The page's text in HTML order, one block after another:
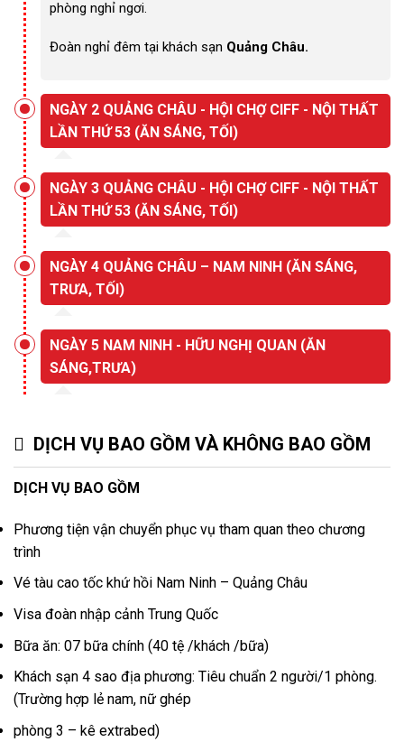
phòng nghỉ ngơi.
Đoàn nghỉ đêm tại khách sạn Quảng Châu.
NGÀY 2 QUẢNG CHÂU - HỘI CHỢ CIFF - NỘI THẤT
LẦN THỨ 53 (ĂN SÁNG, TỐI)
NGÀY 3 QUẢNG CHÂU - HỘI CHỢ CIFF - NỘI THẤT
LẦN THỨ 53 (ĂN SÁNG, TỐI)
NGÀY 4 QUẢNG CHÂU – NAM NINH (ĂN SÁNG,
TRƯA, TỐI)
NGÀY 5 NAM NINH - HỮU NGHỊ QUAN (ĂN
SÁNG,TRƯA)
DỊCH VỤ BAO GỒM VÀ KHÔNG BAO GỒM
DỊCH VỤ BAO GỒM
Phương tiện vận chuyển phục vụ tham quan theo chương
trình
Vé tàu cao tốc khứ hồi Nam Ninh – Quảng Châu
Visa đoàn nhập cảnh Trung Quốc
Bữa ăn: 07 bữa chính (40 tệ /khách /bữa)
Khách sạn 4 sao địa phương: Tiêu chuẩn 2 người/1 phòng.
(Trường hợp lẻ nam, nữ ghép
phòng 3 – kê extrabed)